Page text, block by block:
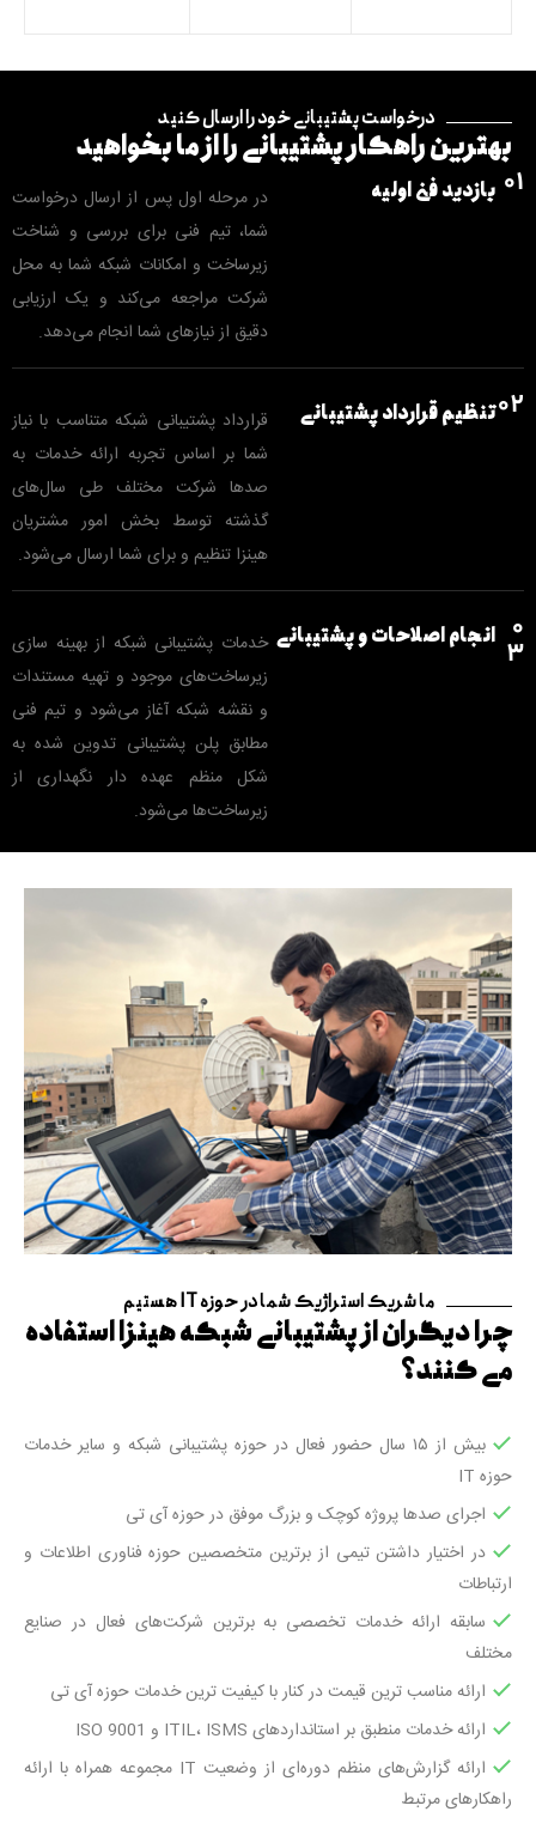
درخواست پشتیبانی خود را ارسال کنید
بهترین راهکار پشتیبانی را از ما بخواهید
01 بازدید فنی اولیه
در مرحله اول پس از ارسال درخواست
شما، تیم فنی برای بررسی و شناخت
زیرساخت و امکانات شبکه شما به محل
شرکت مراجعه می‌کند و یک ارزیابی
دقیق از نیازهای شما انجام می‌دهد.
02تنظیم قرارداد پشتیبانی
قرارداد پشتیبانی شبکه متناسب با نیاز
شما بر اساس تجربه ارائه خدمات به
صدها شرکت مختلف طی سال‌های
گذشته توسط بخش امور مشتریان
هینزا تنظیم و برای شما ارسال می‌شود.
0
3
انجام اصلاحات و پشتیبانی خدمات پشتیبانی شبکه از بهینه سازی
زیرساخت‌های موجود و تهیه مستندات
و نقشه شبکه آغاز می‌شود و تیم فنی
مطابق پلن پشتیبانی تدوین شده به
شکل منظم عهده دار نگهداری از
زیرساخت‌ها می‌شود.
ما شریک استراژیک شما در حوزه IT هستیم
چرا دیگران از پشتیبانی شبکه هینزا استفاده
می کنند؟
بیش از ۱۵ سال حضور فعال در حوزه پشتیبانی شبکه و سایر خدمات
حوزه IT
اجرای صدها پروژه کوچک و بزرگ موفق در حوزه آی تی
در اختیار داشتن تیمی از برترین متخصصین حوزه فناوری اطلاعات و
ارتباطات
سابقه ارائه خدمات تخصصی به برترین شرکت‌های فعال در صنایع
مختلف
ارائه مناسب ترین قیمت در کنار با کیفیت ترین خدمات حوزه آی تی
ارائه خدمات منطبق بر استانداردهای ITIL، ISMS و ISO 9001
ارائه گزارش‌های منظم دوره‌ای از وضعیت IT مجموعه همراه با ارائه
راهکارهای مرتبط